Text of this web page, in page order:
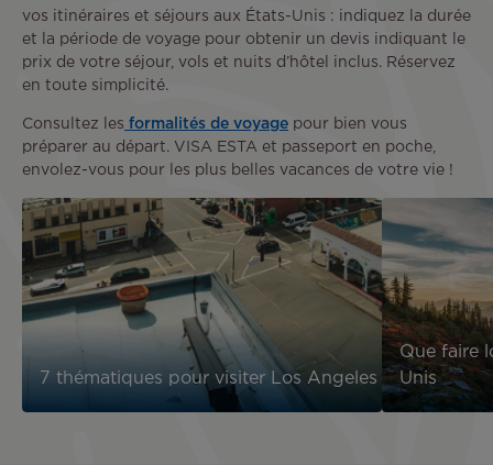
vos itinéraires et séjours aux États-Unis : indiquez la durée
et la période de voyage pour obtenir un devis indiquant le
prix de votre séjour, vols et nuits d’hôtel inclus. Réservez
en toute simplicité.
Consultez les formalités de voyage pour bien vous
préparer au départ. VISA ESTA et passeport en poche,
envolez-vous pour les plus belles vacances de votre vie !
Image
7 thématiques pour visiter Los Angeles
Que faire
Unis